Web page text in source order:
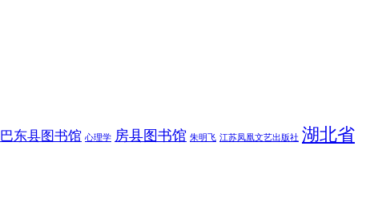
巴东县图书馆 心理学 房县图书馆 朱明飞 江苏凤凰文艺出版社 湖北省